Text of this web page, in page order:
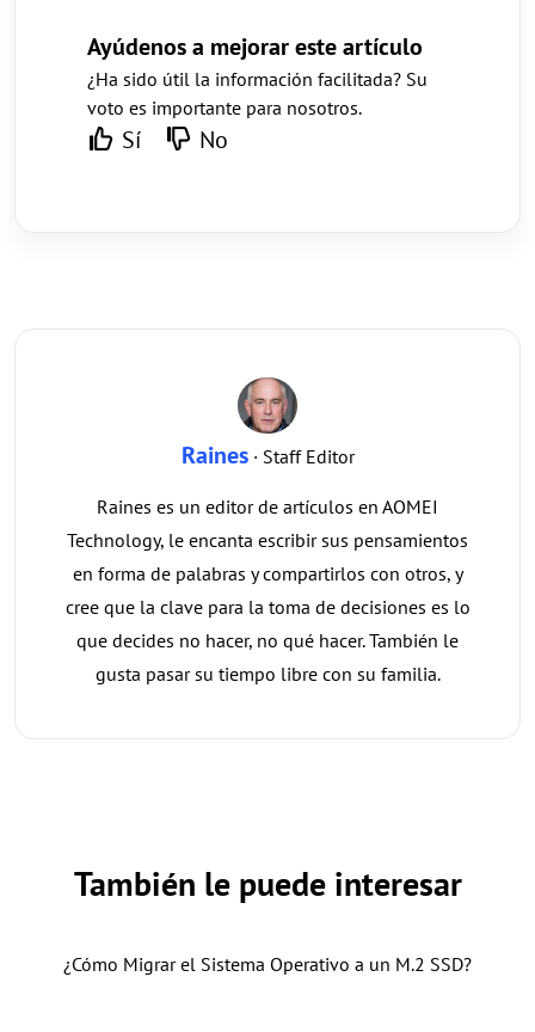
Ayúdenos a mejorar este artículo
¿Ha sido útil la información facilitada? Su
voto es importante para nosotros.
Sí No
Raines· Staff Editor
Raines es un editor de artículos en AOMEI
Technology, le encanta escribir sus pensamientos
en forma de palabras y compartirlos con otros, y
cree que la clave para la toma de decisiones es lo
que decides no hacer, no qué hacer. También le
gusta pasar su tiempo libre con su familia.
También le puede interesar
¿Cómo Migrar el Sistema Operativo a un M.2 SSD?